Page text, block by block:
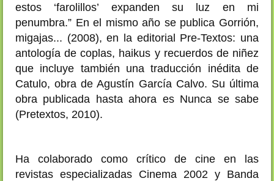
estos ‘farolillos’ expanden su luz en mi
penumbra.” En el mismo año se publica Gorrión,
migajas... (2008), en la editorial Pre-Textos: una
antología de coplas, haikus y recuerdos de niñez
que incluye también una traducción inédita de
Catulo, obra de Agustín García Calvo. Su última
obra publicada hasta ahora es Nunca se sabe
(Pretextos, 2010).
Ha colaborado como crítico de cine en las
revistas especializadas Cinema 2002 y Banda